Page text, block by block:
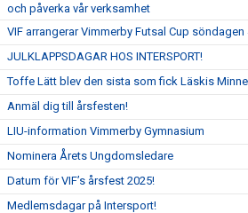
och påverka vår verksamhet
VIF arrangerar Vimmerby Futsal Cup söndagen
JULKLAPPSDAGAR HOS INTERSPORT!
Toffe Lätt blev den sista som fick Läskis
Anmäl dig till årsfesten!
LIU-information Vimmerby Gymnasium
Nominera Årets Ungdomsledare
Datum för VIF’s årsfest 2025!
Medlemsdagar på Intersport!